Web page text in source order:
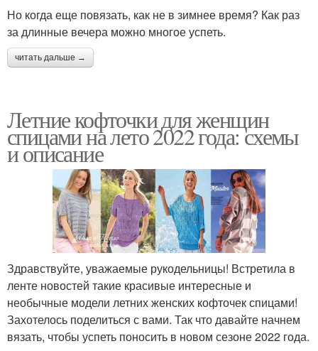
Но когда еще повязать, как не в зимнее время? Как раз
за длинные вечера можно многое успеть.
читать дальше →
Летние кофточки для женщин
спицами на лето 2022 года: схемы
и описание
Здравствуйте, уважаемые рукодельницы! Встретила в
ленте новостей такие красивые интересные и
необычные модели летних женских кофточек спицами!
Захотелось поделиться с вами. Так что давайте начнем
вязать, чтобы успеть поносить в новом сезоне 2022 года.